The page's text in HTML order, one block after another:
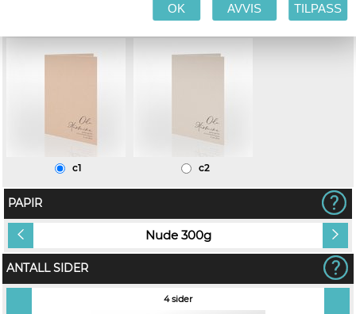
c1 c2
PAPIR
Nude 300g
ANTALL SIDER
4 sider
OK AVVIS TILPASS